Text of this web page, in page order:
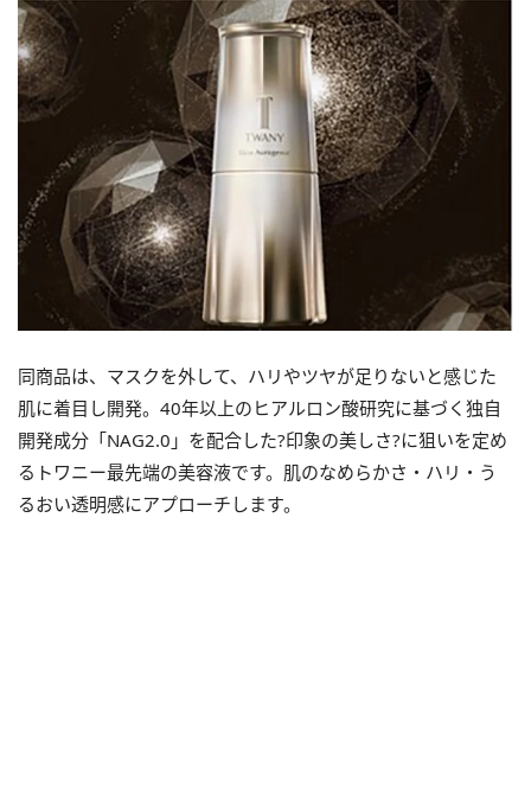
同商品は、マスクを外して、ハリやツヤが足りないと感じた
肌に着目し開発。40年以上のヒアルロン酸研究に基づく独自
開発成分「NAG2.0」を配合した?印象の美しさ?に狙いを定め
るトワニー最先端の美容液です。肌のなめらかさ・ハリ・う
るおい透明感にアプローチします。